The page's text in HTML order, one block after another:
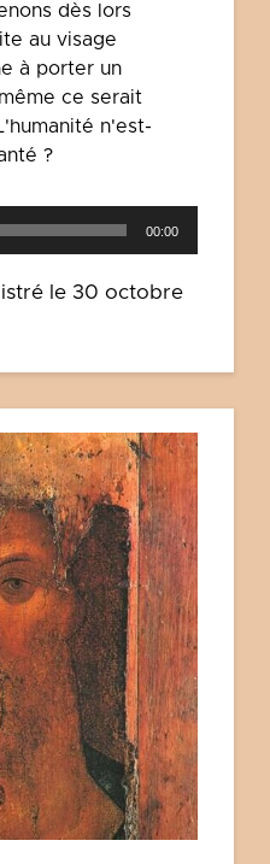
dès lors
au visage
à porter un
ce serait
n'est-
?
00:00
le 30 octobre